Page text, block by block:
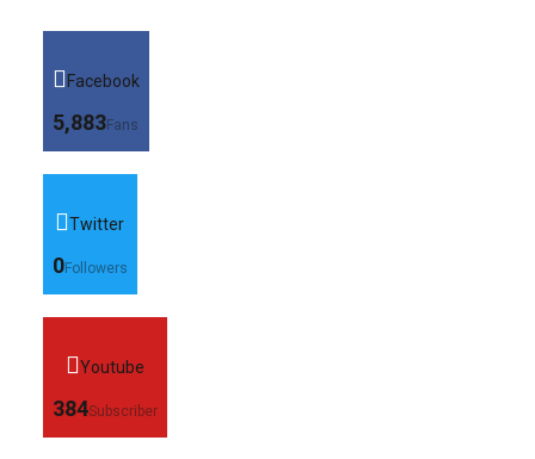
Facebook
5,883Fans
Twitter
0Followers
Youtube
384Subscriber